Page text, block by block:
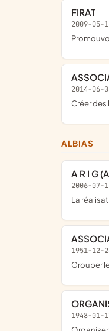
FIRAT
2009-05-
2014-06-
créer
ALBIAS
A R I
2006-07-
la
1951-12-
1948-01-